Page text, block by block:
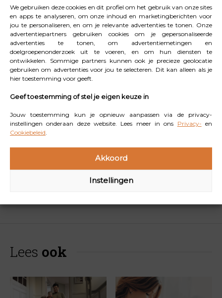
We gebruiken deze cookies en dit profiel om het gebruik van onze sites
en apps te analyseren, om onze inhoud en marketingberichten voor
jou te personaliseren, en om je relevante advertenties te tonen. Onze
advertentiepartners gebruiken cookies om je gepersonaliseerde
advertenties te tonen, om advertentiemetingen en
doelgroepenonderzoek uit te voeren, en om hun diensten te
ontwikkelen. Sommige partners kunnen ook je precieze geolocatie
gebruiken om advertenties voor jou te selecteren. Dit kan alleen als je
hier toestemming voor geeft.
Geef toestemming of stel je eigen keuze in
Jouw toestemming kun je opnieuw aanpassen via de privacy-
instellingen onderaan deze website. Lees meer in ons Privacy- en
Cookiebeleid
Akkoord
Instellingen
in een van de doe-expo’s: bij Wereldmuseum leer je
samen door te doen. Er zijn zelfs twee
tentoonstellingen speciaal voor kinderen gemaakt. In
deze Junior-tentoonstellingen mogen kinderen niet
alleen kijken, maar ook aanraken, uitproberen en
meedoen. In Wereldmuseum Amsterdam vind je de
nieuwsgierig.
Klik hier.
Lees ook